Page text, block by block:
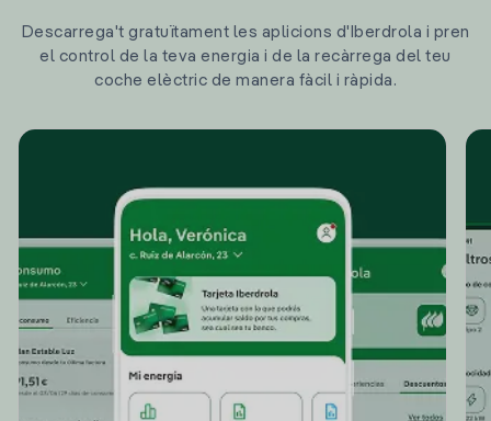
Descarrega't gratuïtament les aplicions d'Iberdrola i pren
el control de la teva energia i de la recàrrega del teu
coche elèctric de manera fàcil i ràpida.